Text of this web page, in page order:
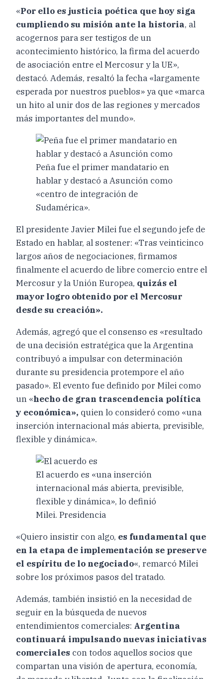
«Por ello es justicia poética que hoy siga
cumpliendo su misión ante la historia, al
acogernos para ser testigos de un
acontecimiento histórico, la firma del acuerdo
de asociación entre el Mercosur y la UE»,
destacó. Además, resaltó la fecha «largamente
esperada por nuestros pueblos» ya que «marca
un hito al unir dos de las regiones y mercados
más importantes del mundo».
Peña fue el primer mandatario en
hablar y destacó a Asunción como
«centro de integración de
Sudamérica».
El presidente Javier Milei fue el segundo jefe de
Estado en hablar, al sostener: «Tras veinticinco
largos años de negociaciones, firmamos
finalmente el acuerdo de libre comercio entre el
Mercosur y la Unión Europea, quizás el
mayor logro obtenido por el Mercosur
desde su creación».
Además, agregó que el consenso es «resultado
de una decisión estratégica que la Argentina
contribuyó a impulsar con determinación
durante su presidencia protempore el año
pasado». El evento fue definido por Milei como
un «hecho de gran trascendencia política
y económica», quien lo consideró como «una
inserción internacional más abierta, previsible,
flexible y dinámica».
El acuerdo es «una inserción
internacional más abierta, previsible,
flexible y dinámica», lo definió
Milei. Presidencia
«Quiero insistir con algo, es fundamental que
en la etapa de implementación se preserve
el espíritu de lo negociado«, remarcó Milei
sobre los próximos pasos del tratado.
Además, también insistió en la necesidad de
seguir en la búsqueda de nuevos
entendimientos comerciales: Argentina
continuará impulsando nuevas iniciativas
comerciales con todos aquellos socios que
compartan una visión de apertura, economía,